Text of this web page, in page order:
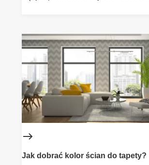
Jak dobrać kolor ścian do tapety?